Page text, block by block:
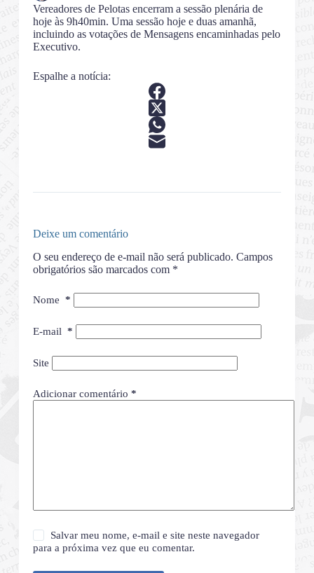
Vereadores de Pelotas encerram a sessão plenária de
hoje às 9h40min. Uma sessão hoje e duas amanhã,
incluindo as votações de Mensagens encaminhadas pelo
Executivo.
Espalhe a notícia:
Deixe um comentário
O seu endereço de e-mail não será publicado. Campos
obrigatórios são marcados com *
Nome *
E-mail *
Site
Adicionar comentário *
Salvar meu nome, e-mail e site neste navegador
para a próxima vez que eu comentar.